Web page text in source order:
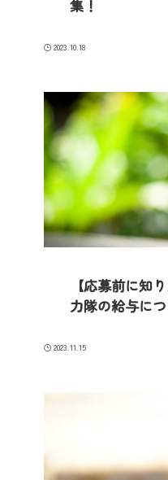
集！
2023.10.18
【応募前に知
力隊の給与に
2023.11.15